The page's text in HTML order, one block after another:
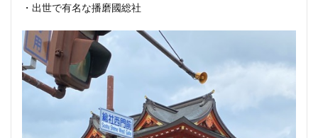
・出世で有名な播磨國総社